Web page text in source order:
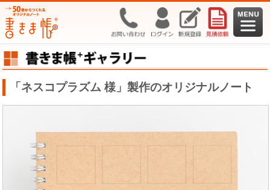
「ネスコプラズム 様」製作のオリジナルノート